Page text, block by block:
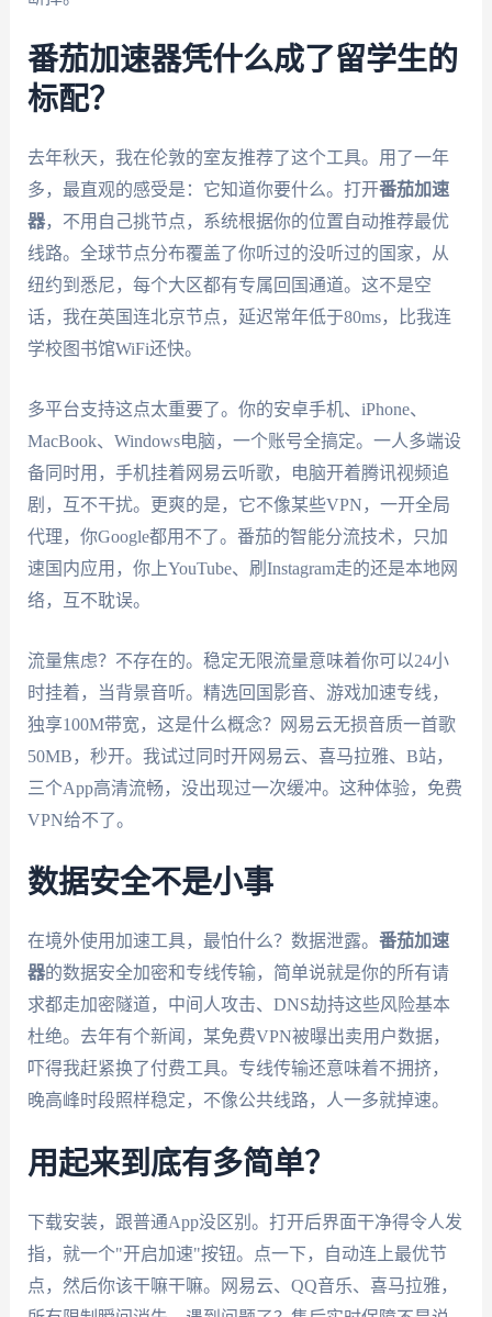
番茄加速器凭什么成了留学生的
标配？
去年秋天，我在伦敦的室友推荐了这个工具。用了一年
多，最直观的感受是：它知道你要什么。打开番茄加速
器，不用自己挑节点，系统根据你的位置自动推荐最优
线路。全球节点分布覆盖了你听过的没听过的国家，从
纽约到悉尼，每个大区都有专属回国通道。这不是空
话，我在英国连北京节点，延迟常年低于80ms，比我连
学校图书馆WiFi还快。
多平台支持这点太重要了。你的安卓手机、iPhone、
MacBook、Windows电脑，一个账号全搞定。一人多端设
备同时用，手机挂着网易云听歌，电脑开着腾讯视频追
剧，互不干扰。更爽的是，它不像某些VPN，一开全局
代理，你Google都用不了。番茄的智能分流技术，只加
速国内应用，你上YouTube、刷Instagram走的还是本地网
络，互不耽误。
流量焦虑？不存在的。稳定无限流量意味着你可以24小
时挂着，当背景音听。精选回国影音、游戏加速专线，
独享100M带宽，这是什么概念？网易云无损音质一首歌
50MB，秒开。我试过同时开网易云、喜马拉雅、B站，
三个App高清流畅，没出现过一次缓冲。这种体验，免费
VPN给不了。
数据安全不是小事
在境外使用加速工具，最怕什么？数据泄露。 番茄加速
器的数据安全加密和专线传输，简单说就是你的所有请
求都走加密隧道，中间人攻击、DNS劫持这些风险基本
杜绝。去年有个新闻，某免费VPN被曝出卖用户数据，
吓得我赶紧换了付费工具。专线传输还意味着不拥挤，
晚高峰时段照样稳定，不像公共线路，人一多就掉速。
用起来到底有多简单？
下载安装，跟普通App没区别。打开后界面干净得令人发
指，就一个"开启加速"按钮。点一下，自动连上最优节
点，然后你该干嘛干嘛。网易云、QQ音乐、喜马拉雅，